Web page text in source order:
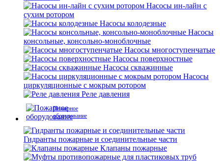
Насосы ин-лайн с
сухим ротором
Насосы колодезные
Насосы
консольные, консольно-моноблочные
Насосы многоступенчатые
Насосы поверхностные
Насосы скважинные
Насосы
циркуляционные с мокрым ротором
Реле давления
Пожарное
оборудование
Гидранты пожарные и соединительные части
Клапаны пожарные